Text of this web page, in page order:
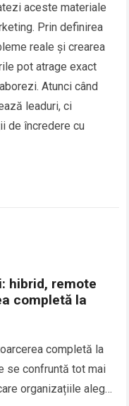
aceste materiale
Prin definirea
reale și crearea
pot atrage exact
Atunci când
leaduri, ci
de încredere cu
hibrid, remote
completă la
completă la
se confruntă tot mai
organizațiile aleg